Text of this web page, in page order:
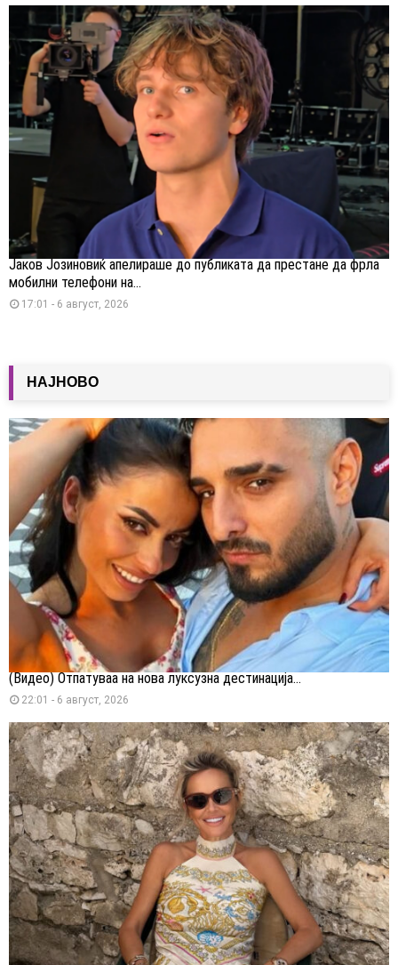
Јаков Јозиновиќ апелираше до публиката да престане да фрла
мобилни телефони на...
17:01 - 6 август, 2026
НАЈНОВО
(Видео) Отпатуваа на нова луксузна дестинација...
22:01 - 6 август, 2026